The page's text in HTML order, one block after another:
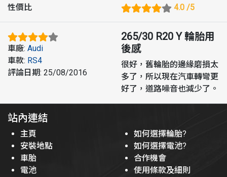
性價比
4.0 /5
車廠: Audi
車款: RS4
評論日期: 25/08/2016
265/30 R20 Y 輪胎用
後感
很好，舊輪胎的邊緣磨損太
多了，所以現在汽車轉彎更
好了，道路噪音也減少了。
站內連結
主頁
安裝地點
車胎
電池
如何選擇輪胎?
如何選擇電池?
合作機會
使用條款及細則